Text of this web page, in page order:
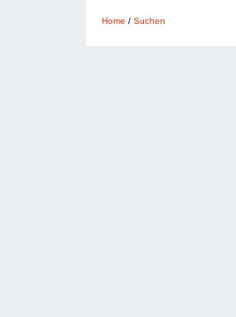
Home / Suchen